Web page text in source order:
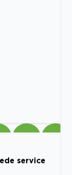
service